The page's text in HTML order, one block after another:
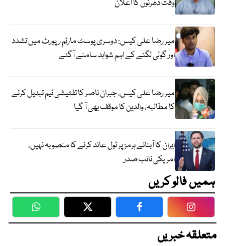
وقت دھرنوں کا اعلان
میر رضا علی کیس: دوسری پوسٹ مارٹم رپورٹ میں تشدد
اور گولی لگنے کے اہم شواہد سامنے آگئے
میر رضا علی کیس، جبران ناصر کا تفتیشی ٹیم تبدیل کرنے
کا مطالبہ، والدین کا موقف بھی آ گیا
ایران کا آبنائے ہرمز پر ٹول عائد کرنے کا منصوبہ نہیں،
امریکی نائب صدر
ہمیں فالو کریں
WhatsApp Twitter Facebook
متعلقہ خبریں